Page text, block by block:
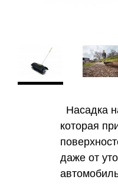
Насадка
которая
даже от